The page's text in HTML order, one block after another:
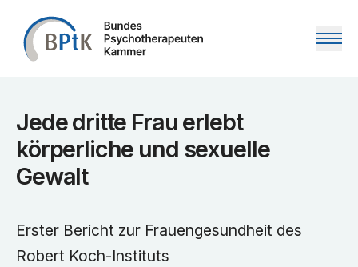
Zum Inhalt springen
Jede dritte Frau erlebt
körperliche und sexuelle
Gewalt
Erster Bericht zur Frauengesundheit des
Robert Koch-Instituts